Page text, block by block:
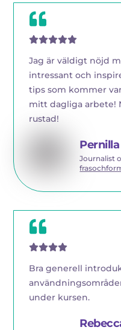
Jag är väldigt nöjd
intressant och
tips som kommer
mitt dagliga arbete!
rustad!
Journalist
Bra generell
under kursen.